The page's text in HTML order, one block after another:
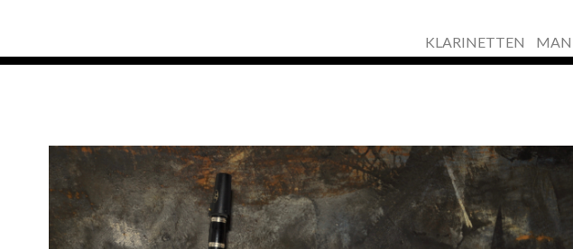
KLARINETTEN